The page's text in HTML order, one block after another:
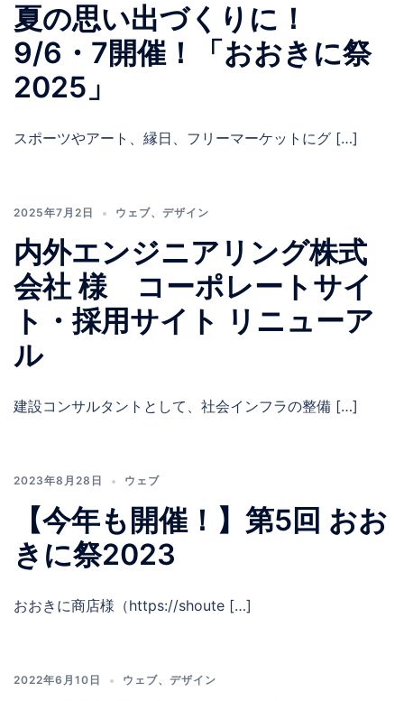
夏の思い出づくりに！
9/6・7開催！「おおきに祭
2025」
スポーツやアート、縁日、フリーマーケットにグ […]
2025年7月2日 ウェブ、 デザイン
内外エンジニアリング株式
会社 様 コーポレートサイ
ト・採用サイト リニューア
ル
建設コンサルタントとして、社会インフラの整備 […]
2023年8月28日 ウェブ
【今年も開催！】第5回 おお
きに祭2023
おおきに商店様（https://shoute […]
2022年6月10日 ウェブ、 デザイン